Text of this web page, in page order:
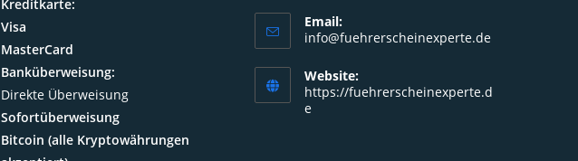
Kreditkarte:
Visa
MasterCard
Banküberweisung:
Direkte Überweisung
Sofortüberweisung
Bitcoin (alle Kryptowährungen
in
your
application
Email:
info@fuehrerscheinexperte.deOpens
application
Website:
https://fuehrerscheinexperte.d
e